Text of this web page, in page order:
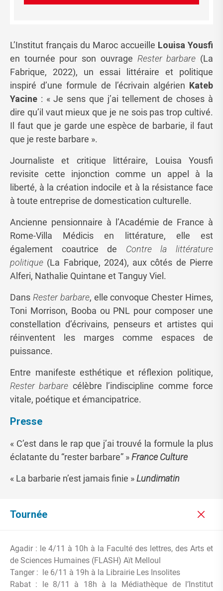
L’Institut français du Maroc accueille Louisa Yousfi
en tournée pour son ouvrage Rester barbare (La
Fabrique, 2022), un essai littéraire et politique
inspiré d’une formule de l’écrivain algérien Kateb
Yacine : « Je sens que j’ai tellement de choses à
dire qu’il vaut mieux que je ne sois pas trop cultivé.
Il faut que je garde une espèce de barbarie, il faut
que je reste barbare ».
Journaliste et critique littéraire, Louisa Yousfi
revisite cette injonction comme un appel à la
liberté, à la création indocile et à la résistance face
à toute entreprise de domestication culturelle.
Ancienne pensionnaire à l’Académie de France à
Rome-Villa Médicis en littérature, elle est
également coautrice de Contre la littérature
politique (La Fabrique, 2024), aux côtés de Pierre
Alferi, Nathalie Quintane et Tanguy Viel.
Dans Rester barbare, elle convoque Chester Himes,
Toni Morrison, Booba ou PNL pour composer une
constellation d’écrivains, penseurs et artistes qui
réinventent les marges comme espaces de
puissance.
Entre manifeste esthétique et réflexion politique,
Rester barbare célèbre l’indiscipline comme force
vitale, poétique et émancipatrice.
Presse
« C’est dans le rap que j’ai trouvé la formule la plus
éclatante du “rester barbare” »France Culture
« La barbarie n’est jamais finie »Lundimatin
Tournée
Agadir : le 4/11 à 10h à la Faculté des lettres, des Arts et
de Sciences Humaines (FLASH) Aït Melloul
Tanger : le 6/11 à 19h à la Librairie Les Insolites
Rabat : le 8/11 à 18h à la Médiathèque de l’Institut